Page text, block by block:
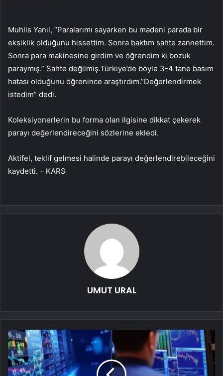
Muhlis Yanıl, “Paralarımı sayarken bu madeni parada bir
eksiklik olduğunu hissettim. Sonra baktım sahte zannettim.
Sonra para makinesine girdim ve öğrendim ki bozuk
paraymış.” Sahte değilmiş.Türkiye’de böyle 3-4 tane basım
hatası olduğunu öğrenince araştırdım.”Değerlendirmek
istedim” dedi.
Koleksiyonerlerin bu forma olan ilgisine dikkat çekerek
parayı değerlendireceğini sözlerine ekledi.
Aktifel, teklif gelmesi halinde parayı değerlendirebileceğini
kaydetti. – KARS
UMUT URAL